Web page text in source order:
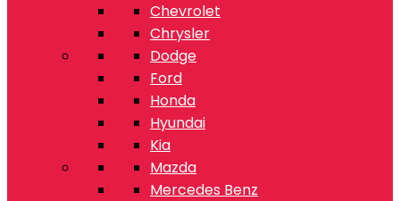
Chevrolet
Chrysler
Dodge
Ford
Honda
Hyundai
Kia
Mazda
Mercedes Benz